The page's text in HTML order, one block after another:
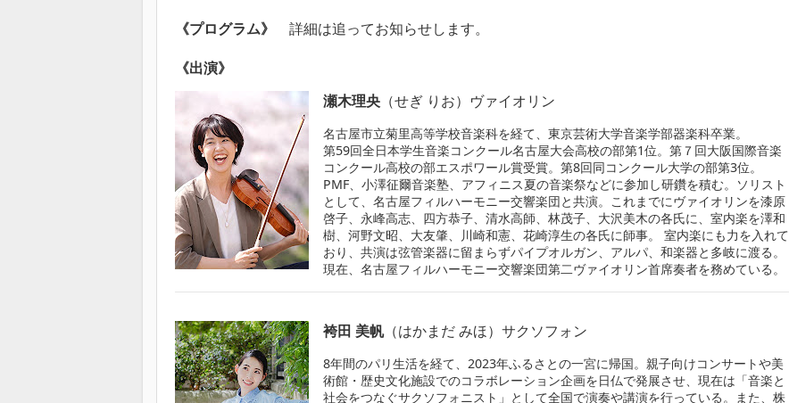
《プログラム》
詳細は追ってお知らせします。
《出演》
瀬木理央（せぎ りお）ヴァイオリン
名古屋市立菊里高等学校音楽科を経て、東京芸術大学音楽学部器楽科卒業。
第59回全日本学生音楽コンクール名古屋大会高校の部第1位。第７回大阪国際音楽
コンクール高校の部エスポワール賞受賞。第8回同コンクール大学の部第3位。
PMF、小澤征爾音楽塾、アフィニス夏の音楽祭などに参加し研鑽を積む。ソリスト
として、名古屋フィルハーモニー交響楽団と共演。これまでにヴァイオリンを漆原
啓子、永峰高志、四方恭子、清水高師、林茂子、大沢美木の各氏に、室内楽を澤和
樹、河野文昭、大友肇、川崎和憲、花崎淳生の各氏に師事。 室内楽にも力を入れて
おり、共演は弦管楽器に留まらずパイプオルガン、アルパ、和楽器と多岐に渡る。
現在、名古屋フィルハーモニー交響楽団第二ヴァイオリン首席奏者を務めている。
袴田 美帆（はかまだ みほ）サクソフォン
8年間のパリ生活を経て、2023年ふるさとの一宮に帰国。親子向けコンサートや美
術館・歴史文化施設でのコラボレーション企画を日仏で発展させ、現在は「音楽と
社会をつなぐサクソフォニスト」として全国で演奏や講演を行っている。また、株